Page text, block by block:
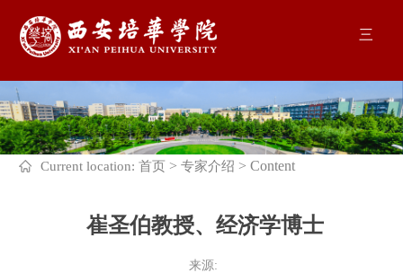
三
Current location: 首页 > 专家介绍 > Content
崔圣伯教授、经济学博士
来源: